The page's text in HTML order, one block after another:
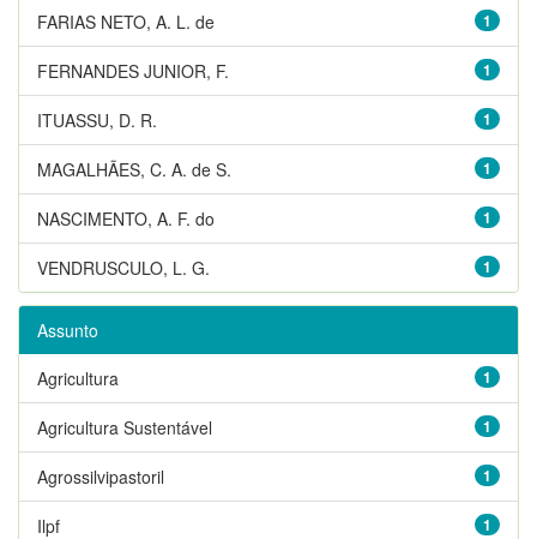
1
FARIAS NETO, A. L. de
1
FERNANDES JUNIOR, F.
1
ITUASSU, D. R.
1
MAGALHÃES, C. A. de S.
1
NASCIMENTO, A. F. do
1
VENDRUSCULO, L. G.
Assunto
1
Agricultura
1
Agricultura Sustentável
1
Agrossilvipastoril
1
Ilpf